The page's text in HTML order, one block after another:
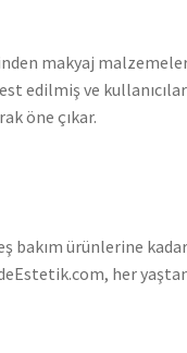
makyaj
edilmiş ve
öne çıkar.
bakım ürünlerine
her